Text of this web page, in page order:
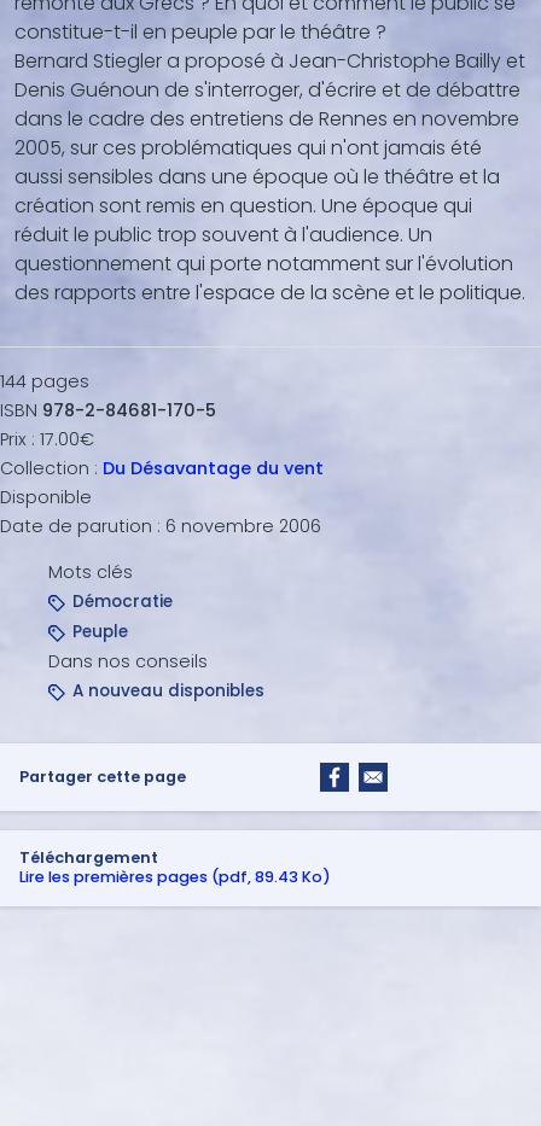
vidéo,
...)
constitue-t-il en peuple par le théâtre ?
Bernard Stiegler a proposé à Jean-Christophe Bailly et
Denis Guénoun de s'interroger, d'écrire et de débattre
dans le cadre des entretiens de Rennes en novembre
2005, sur ces problématiques qui n'ont jamais été
aussi sensibles dans une époque où le théâtre et la
création sont remis en question. Une époque qui
réduit le public trop souvent à l'audience. Un
questionnement qui porte notamment sur l'évolution
des rapports entre l'espace de la scène et le politique.
144 pages
ISBN 978-2-84681-170-5
Prix : 17.00€
Collection : Du Désavantage du vent
Disponible
Date de parution : 6 novembre 2006
Mots clés
Démocratie
Peuple
Dans nos conseils
A nouveau disponibles
Partager cette page
Téléchargement
Lire les premières pages (pdf, 89.43 Ko)